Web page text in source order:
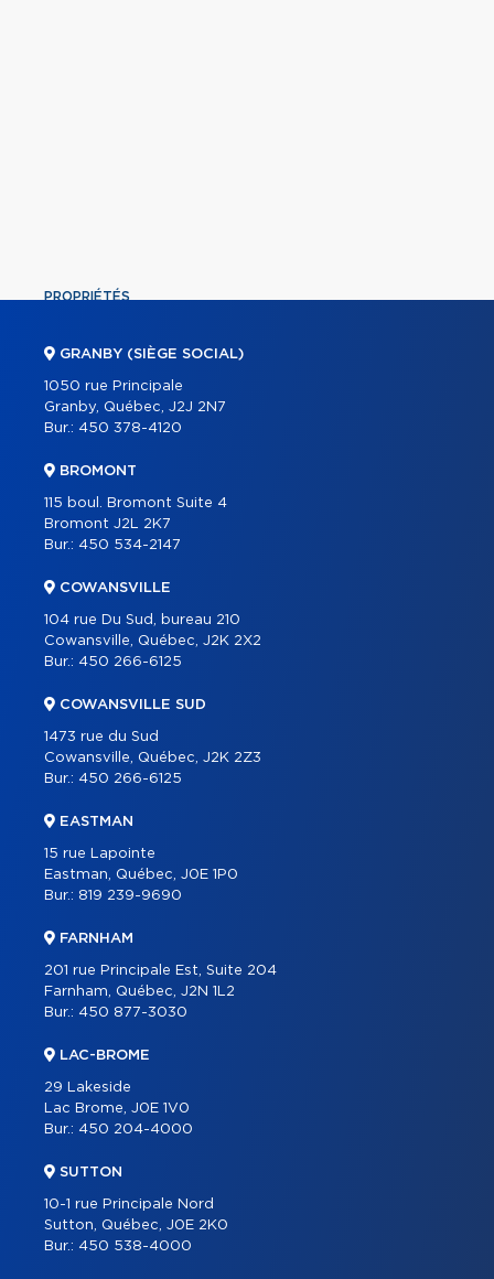
PROPRIÉTÉS
À PROPOS
PARTENAIRES
BLOGUE
CONTACT
GRANBY (SIÈGE SOCIAL)
1050 rue Principale
Granby, Québec, J2J 2N7
Bur.: 450 378-4120
BROMONT
115 boul. Bromont Suite 4
Bromont J2L 2K7
Bur.: 450 534-2147
COWANSVILLE
104 rue Du Sud, bureau 210
Cowansville, Québec, J2K 2X2
Bur.: 450 266-6125
COWANSVILLE SUD
1473 rue du Sud
Cowansville, Québec, J2K 2Z3
Bur.: 450 266-6125
EASTMAN
15 rue Lapointe
Eastman, Québec, J0E 1P0
Bur.: 819 239-9690
FARNHAM
201 rue Principale Est, Suite 204
Farnham, Québec, J2N 1L2
Bur.: 450 877-3030
LAC-BROME
29 Lakeside
Lac Brome, J0E 1V0
Bur.: 450 204-4000
SUTTON
10-1 rue Principale Nord
Sutton, Québec, J0E 2K0
Bur.: 450 538-4000